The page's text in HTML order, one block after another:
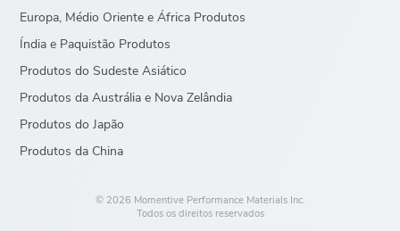
Europa, Médio Oriente e África Produtos
Índia e Paquistão Produtos
Produtos do Sudeste Asiático
Produtos da Austrália e Nova Zelândia
Produtos do Japão
Produtos da China
© 2026 Momentive Performance Materials Inc.
Todos os direitos reservados